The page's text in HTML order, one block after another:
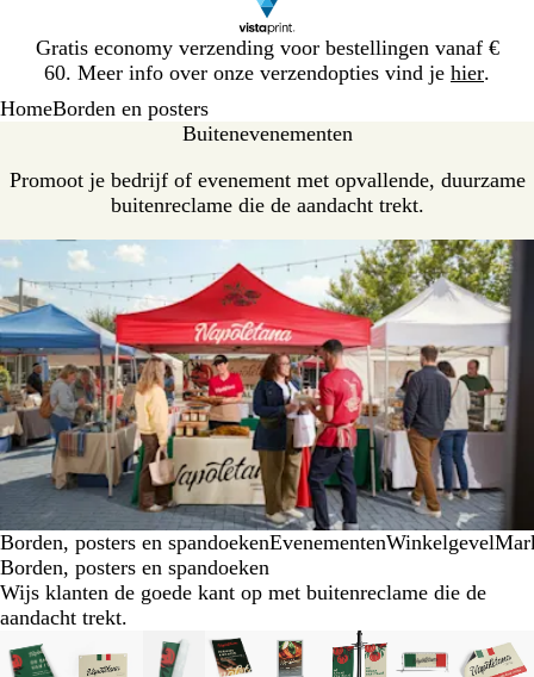
Gratis economy verzending voor bestellingen vanaf €
60. Meer info over onze verzendopties vind je hier.
1
HomeBorden en posters
Buitenevenementen
Promoot je bedrijf of evenement met opvallende, duurzame
buitenreclame die de aandacht trekt.
Borden, posters en spandoekenEvenementenWinkelgevel
Borden, posters en spandoeken
Wijs klanten de goede kant op met buitenreclame die de
aandacht trekt.
Nieuwe optiesNieuwe optiesNieuwe opties Nieuwe opties Nieuwe
Dia's